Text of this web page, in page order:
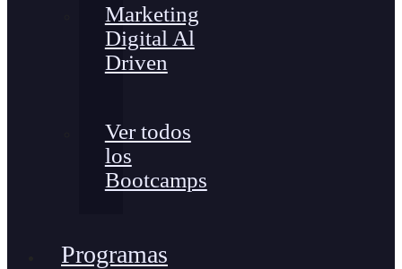
Marketing
Digital Al
Driven
Ver todos
los
Bootcamps
Programas